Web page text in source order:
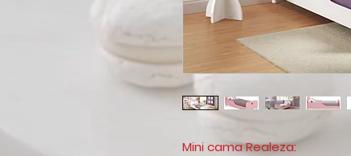
Mini cama Realeza: